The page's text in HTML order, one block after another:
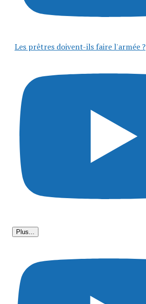
Les prêtres doivent-ils faire l'armée ?
Plus...